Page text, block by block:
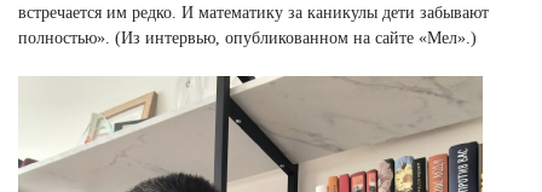
встречается им редко. И математику за каникулы дети забывают
полностью». (Из интервью, опубликованном на сайте «Мел».)